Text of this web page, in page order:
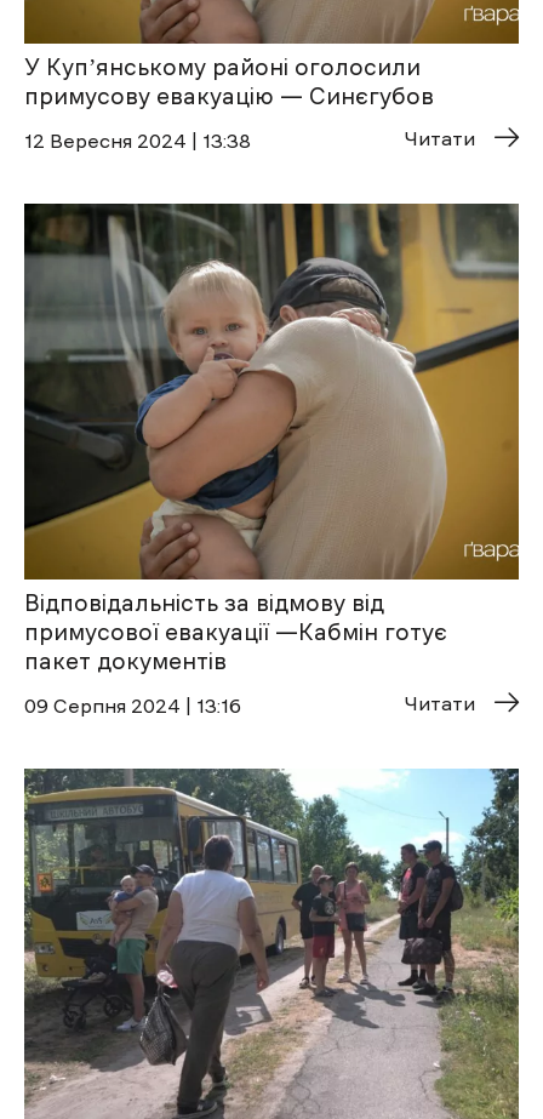
У Купʼянському районі оголосили
примусову евакуацію — Синєгубов
12 Вересня 2024 | 13:38 Читати
Відповідальність за відмову від
примусової евакуації —Кабмін готує
пакет документів
09 Cерпня 2024 | 13:16 Читати